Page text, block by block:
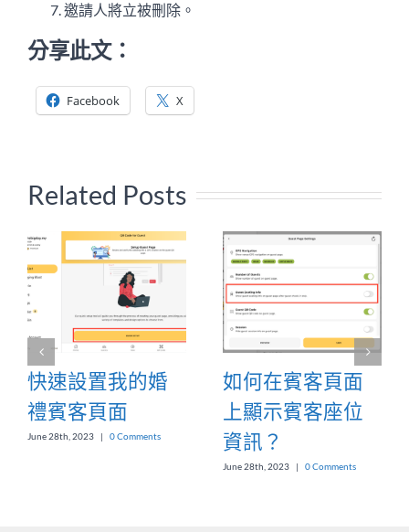
邀請人將立被刪除。
分享此文：
Facebook X
Related Posts
快速設置我的婚
禮賓客頁面
June 28th, 2023 | 0 Comments
如何在賓客頁面
上顯示賓客座位
資訊？
June 28th, 2023 | 0 Comments